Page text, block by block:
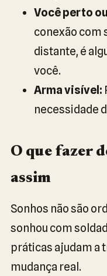
Você perto
conexão com
distante, é
você.
Arma visível:
necessidade
O que fazer
assim
Sonhos não são
sonhou com
práticas ajudam a
mudança real.